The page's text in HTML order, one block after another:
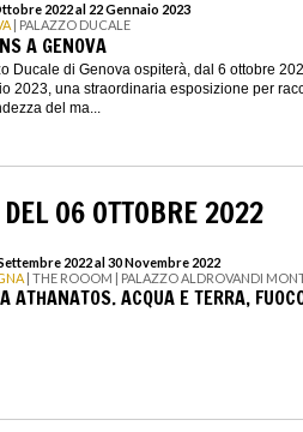
2022 al 22 Gennaio 2023
| PALAZZO DUCALE
A GENOVA
Ducale di Genova ospiterà, dal 6 ottobre
2023, una straordinaria esposizione per
del ma...
DEL 06 OTTOBRE 2022
2022 al 30 Novembre 2022
| THE ROOOM | PALAZZO ALDROVANDI
ATHANATOS. ACQUA E TERRA,